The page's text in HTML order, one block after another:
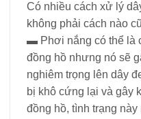
Có nhiều cách xử lý
không phải cách nào
▬ Phơi nắng có thể là
đồng hồ nhưng nó sẽ
nghiêm trọng lên dây
bị khô cứng lại và gây
đồng hồ, tình trạng